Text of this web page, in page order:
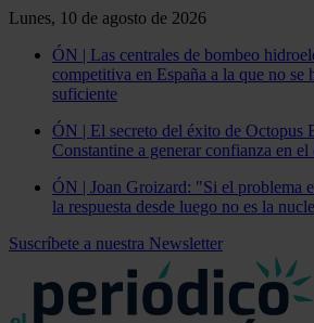
Lunes, 10 de agosto de 2026
ÓN | Las centrales de bombeo
competitiva en España a la que no se
suficiente
ÓN | El secreto del éxito de Octopus
Constantine a generar confianza en el
ÓN | Joan Groizard: "Si el problema
la respuesta desde luego no es la
Suscríbete a nuestra Newsletter